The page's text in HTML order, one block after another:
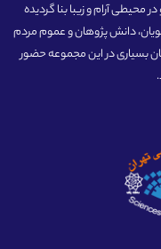
در دو طبقه و در محیطی آرام و زیبا بنا گردیده
دانش پژوهان و عموم مردم
بسیاری در این مجموعه حضور